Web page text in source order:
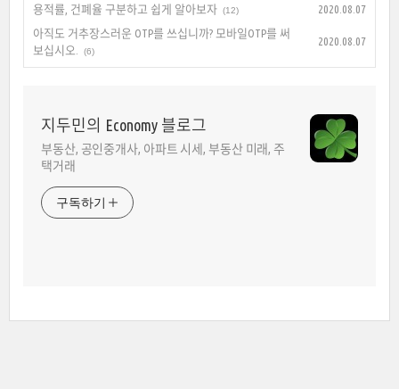
용적률, 건폐율 구분하고 쉽게 알아보자 (12)
2020.08.07
아직도 거추장스러운 OTP를 쓰십니까? 모바일OTP를 써
보십시오.
(6)
2020.08.07
지두민의 Economy 블로그
부동산, 공인중개사, 아파트 시세, 부동산 미래, 주
택거래
구독하기